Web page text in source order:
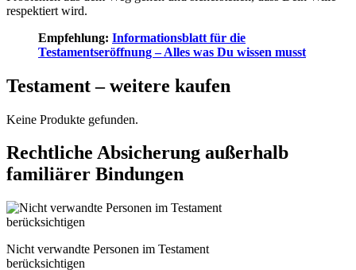
respektiert wird.
Empfehlung: Informationsblatt für die
Testamentseröffnung – Alles was Du wissen musst
Testament – weitere kaufen
Keine Produkte gefunden.
Rechtliche Absicherung außerhalb
familiärer Bindungen
Nicht verwandte Personen im Testament
berücksichtigen